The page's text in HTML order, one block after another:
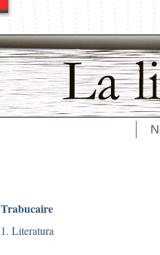
Trabucaire
1. Literatura